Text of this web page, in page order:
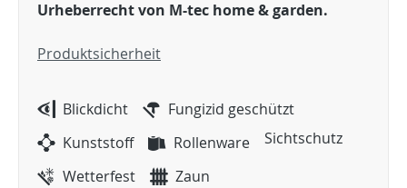
Urheberrecht von M-tec home & garden.
Produktsicherheit
Blickdicht
Fungizid geschützt
Kunststoff
Rollenware
Sichtschutz
Wetterfest
Zaun